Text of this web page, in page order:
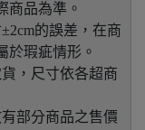
商品為準。
的誤差，在商
於瑕疵情形。
，尺寸依各超商
部分商品之售價